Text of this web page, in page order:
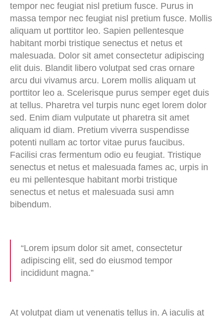
tempor nec feugiat nisl pretium fusce. Purus in
massa tempor nec feugiat nisl pretium fusce. Mollis
aliquam ut porttitor leo. Sapien pellentesque
habitant morbi tristique senectus et netus et
malesuada. Dolor sit amet consectetur adipiscing
elit duis. Blandit libero volutpat sed cras ornare
arcu dui vivamus arcu. Lorem mollis aliquam ut
porttitor leo a. Scelerisque purus semper eget duis
at tellus. Pharetra vel turpis nunc eget lorem dolor
sed. Enim diam vulputate ut pharetra sit amet
aliquam id diam. Pretium viverra suspendisse
potenti nullam ac tortor vitae purus faucibus.
Facilisi cras fermentum odio eu feugiat. Tristique
senectus et netus et malesuada fames ac, urpis in
eu mi pellentesque habitant morbi tristique
senectus et netus et malesuada susi amn
bibendum.
“Lorem ipsum dolor sit amet, consectetur
adipiscing elit, sed do eiusmod tempor
incididunt magna.”
At volutpat diam ut venenatis tellus in. A iaculis at